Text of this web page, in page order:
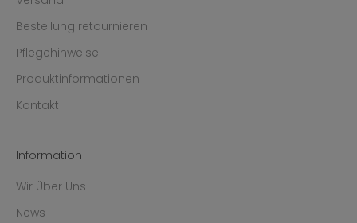
Bestellung retournieren
Pflegehinweise
Produktinformationen
Kontakt
Information
Wir Über Uns
News